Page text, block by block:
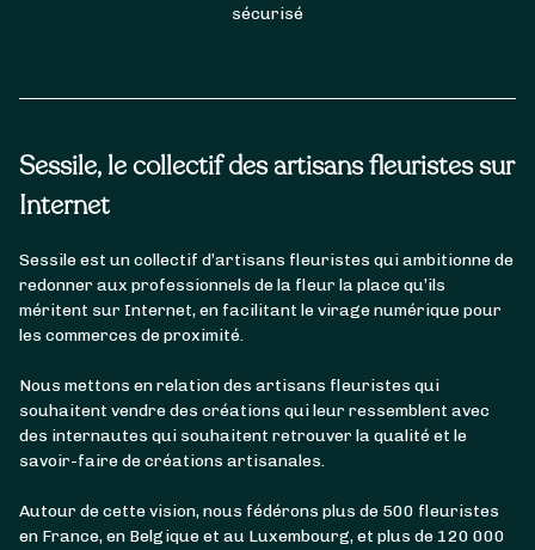
Sessile, le collectif des artisans fleuristes sur
Internet
Sessile est un collectif d’artisans fleuristes qui ambitionne de
redonner aux professionnels de la fleur la place qu’ils
méritent sur Internet, en facilitant le virage numérique pour
les commerces de proximité.
Nous mettons en relation des artisans fleuristes qui
souhaitent vendre des créations qui leur ressemblent avec
des internautes qui souhaitent retrouver la qualité et le
savoir-faire de créations artisanales.
Autour de cette vision, nous fédérons plus de 500 fleuristes
en France, en Belgique et au Luxembourg, et plus de 120 000
sécurisé